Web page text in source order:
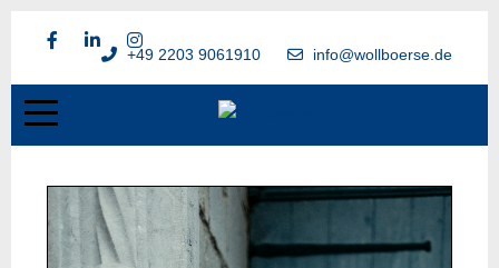
+49 2203 9061910 info@wollboerse.de